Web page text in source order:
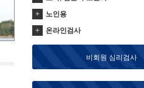
노인용
온라인검사
비회원 심리검사